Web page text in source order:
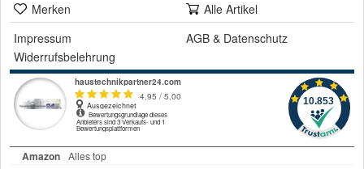
Merken
Alle Artikel
Impressum
AGB & Datenschutz
Widerrufsbelehrung